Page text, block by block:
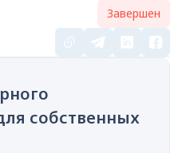
Завершен
собственных